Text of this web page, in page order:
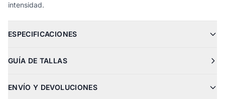
intensidad.
ESPECIFICACIONES
GUÍA DE TALLAS
ENVÍO Y DEVOLUCIONES